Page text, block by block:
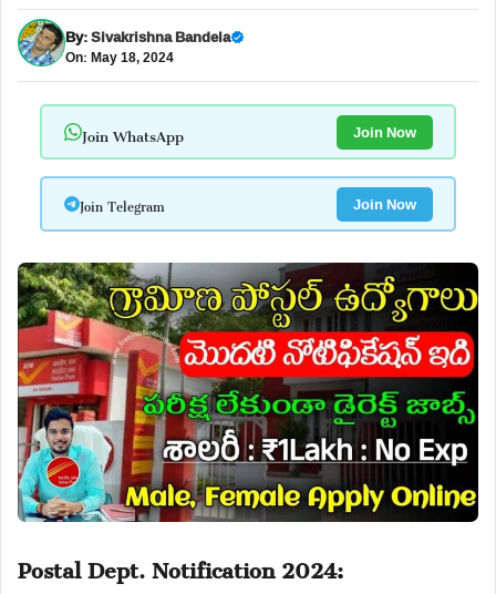
By:Sivakrishna Bandela
On: May 18, 2024
Join WhatsApp Join Now
Join Telegram Join Now
Postal Dept. Notification 2024: